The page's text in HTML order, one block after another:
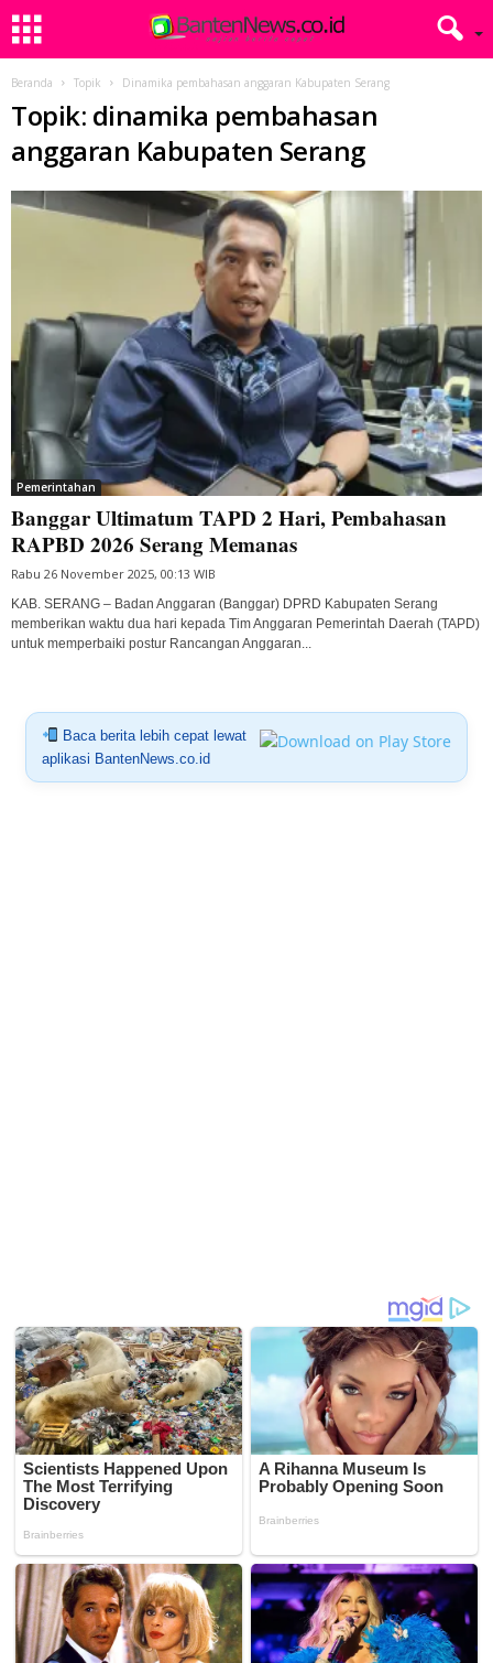
Beranda Topik Dinamika pembahasan anggaran Kabupaten Serang
Topik: dinamika pembahasan
anggaran Kabupaten Serang
Pemerintahan
Banggar Ultimatum TAPD 2 Hari, Pembahasan
RAPBD 2026 Serang Memanas
Rabu 26 November 2025, 00:13 WIB
KAB. SERANG – Badan Anggaran (Banggar) DPRD Kabupaten Serang
memberikan waktu dua hari kepada Tim Anggaran Pemerintah Daerah (TAPD)
untuk memperbaiki postur Rancangan Anggaran...
Baca berita lebih cepat lewat
aplikasi BantenNews.co.id